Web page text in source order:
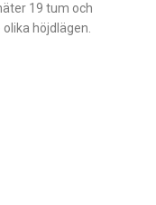
19 tum och
höjdlägen.